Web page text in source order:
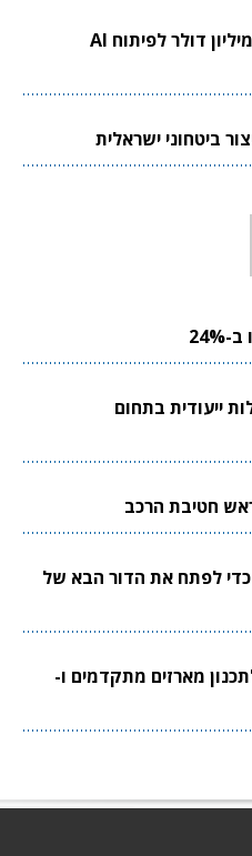
Limitless Labs גייסה 20 מיליון דולר לפיתוח AI
ייעודית בתחום
חטיבת הרכב
כדי לפתח את הדור הבא של
מארזים מתקדמים ו-